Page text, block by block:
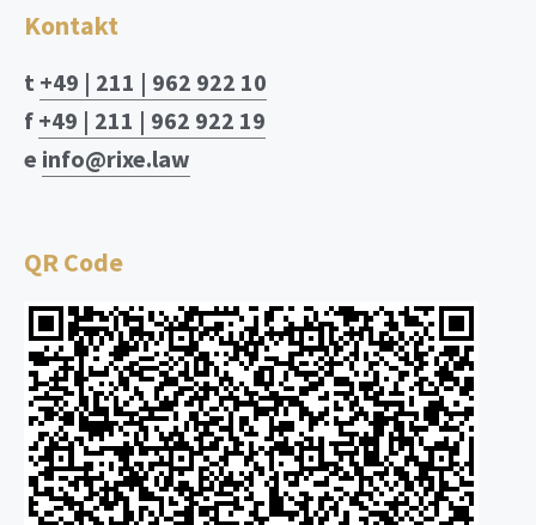
Kontakt
t +49 | 211 | 962 922 10
f +49 | 211 | 962 922 19
e info@rixe.law
QR Code